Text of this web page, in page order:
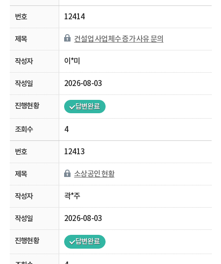
12414
건설업 사업체수 증가 사유 문의
이*미
2026-08-03
답변완료
4
12413
소상공인 현황
곽*주
2026-08-03
답변완료